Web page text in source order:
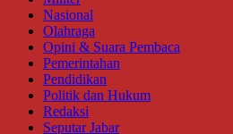
Nasional
Olahraga
Opini & Suara Pembaca
Pemerintahan
Pendidikan
Politik dan Hukum
Redaksi
Seputar Jabar